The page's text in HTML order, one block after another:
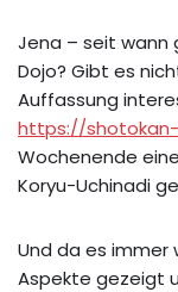
Jena – seit wann
Dojo? Gibt es
Auffassung
https://
Wochenende
Koryu-Uchinadi
Und da es immer
Aspekte gezeigt